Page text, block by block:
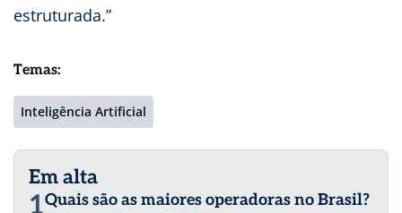
estruturada.”
Temas:
Inteligência Artificial
Em alta
1Quais são as maiores operadoras no Brasil?